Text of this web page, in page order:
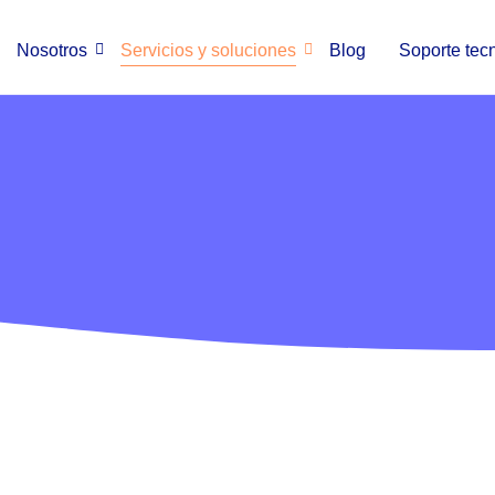
Nosotros Servicios y soluciones Blog Soporte